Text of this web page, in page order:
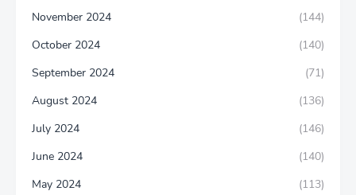
November 2024
(144)
October 2024
(140)
September 2024
(71)
August 2024
(136)
July 2024
(146)
June 2024
(140)
May 2024
(113)